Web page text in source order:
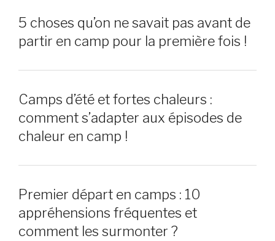
5 choses qu’on ne savait pas avant de
partir en camp pour la première fois !
Camps d’été et fortes chaleurs :
comment s’adapter aux épisodes de
chaleur en camp !
Premier départ en camps : 10
appréhensions fréquentes et
comment les surmonter ?